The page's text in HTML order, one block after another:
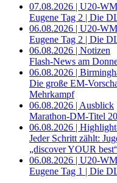
07.08.2026 | U20-
Eugene Tag 2 | Die
06.08.2026 | U20-
Eugene Tag 2 | Die
06.08.2026 | Notizen
Flash-News am
06.08.2026 |
Die große EM-
Mehrkampf
06.08.2026 | Ausblick
Marathon-DM-Titel
06.08.2026 |
Jeder Schritt zählt:
„discover YOUR
06.08.2026 | U20-
Eugene Tag 1 | Die